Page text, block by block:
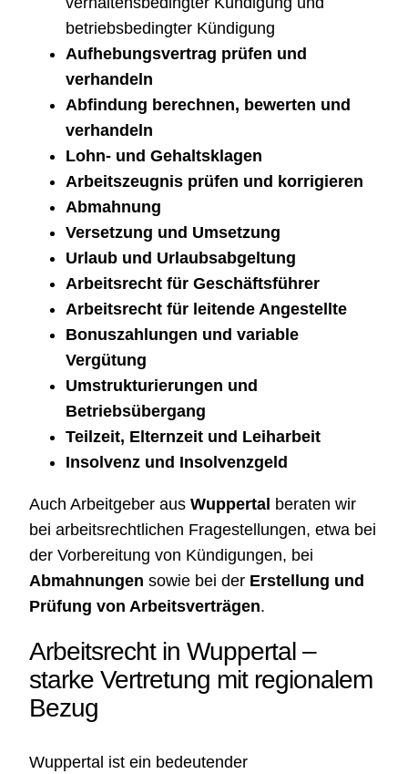
betriebsbedingter Kündigung
Aufhebungsvertrag prüfen und
verhandeln
Abfindung berechnen, bewerten und
verhandeln
Lohn- und Gehaltsklagen
Arbeitszeugnis prüfen und korrigieren
Abmahnung
Versetzung und Umsetzung
Urlaub und Urlaubsabgeltung
Arbeitsrecht für Geschäftsführer
Arbeitsrecht für leitende Angestellte
Bonuszahlungen und variable
Vergütung
Umstrukturierungen und
Betriebsübergang
Teilzeit, Elternzeit und Leiharbeit
Insolvenz und Insolvenzgeld
Auch Arbeitgeber aus Wuppertal beraten wir
bei arbeitsrechtlichen Fragestellungen, etwa bei
der Vorbereitung von Kündigungen, bei
Abmahnungen sowie bei der Erstellung und
Prüfung von Arbeitsverträgen.
Arbeitsrecht in Wuppertal –
starke Vertretung mit regionalem
Bezug
Wuppertal ist ein bedeutender